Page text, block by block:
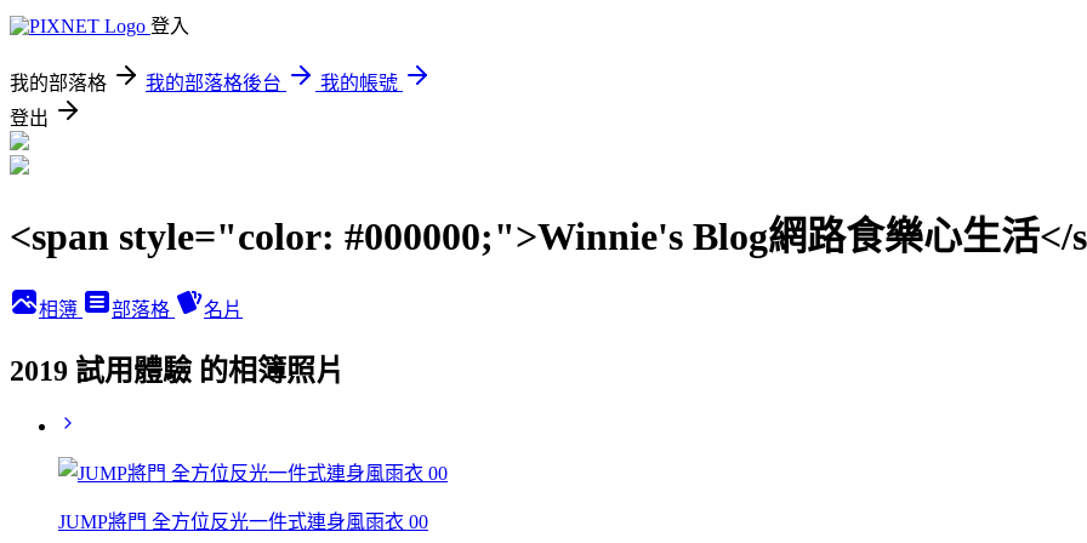
登入
我的部落格 我的部落格後台
我的帳號
登出
<span style="color: #000000;">Winnie's Blog網路食樂心生活</
相簿 部落格 名片
2019 試用體驗 的相簿照片
JUMP將門 全方位反光一件式連身風雨衣 00